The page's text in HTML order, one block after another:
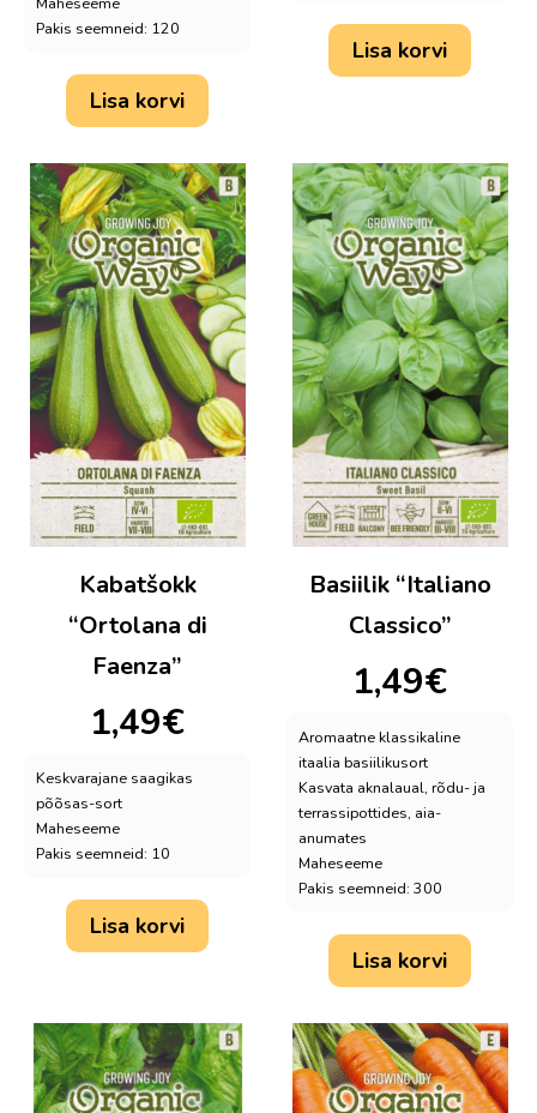
Pakis seemneid: 120
Lisa korvi
Lisa korvi
Kabatšokk
“Ortolana di
Faenza”
1,49€
Keskvarajane saagikas
põõsas-sort
Maheseeme
Pakis seemneid: 10
Lisa korvi
Basiilik “Italiano
Classico”
1,49€
Aromaatne klassikaline
itaalia basiilikusort
Kasvata aknalaual, rõdu- ja
terrassipottides, aia-
anumates
Maheseeme
Pakis seemneid: 300
Lisa korvi